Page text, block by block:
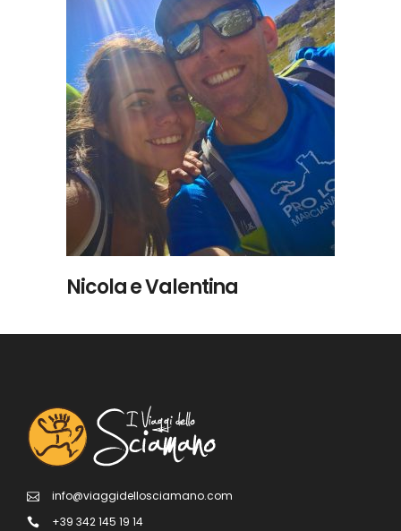
LEGGI TUTTO
Nicola e Valentina
info@viaggidellosciamano.com
+39 342 145 19 14